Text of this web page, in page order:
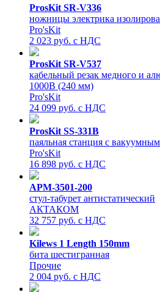
ProsKit SR-V336
ножницы электрика
Pro'sKit
2 023 руб. с НДС
ProsKit SR-V537
кабельный резак медного и
1000В (240 мм)
Pro'sKit
24 099 руб. с НДС
ProsKit SS-331B
паяльная станция с
Pro'sKit
16 898 руб. с НДС
АРМ-3501-200
стул-табурет антистатический
АКТАКОМ
32 757 руб. с НДС
Kilews 1 Length 150mm
бита шестигранная
Прочие
2 004 руб. с НДС